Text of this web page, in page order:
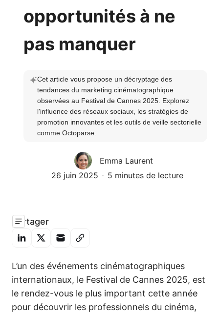
opportunités à ne
pas manquer
Cet article vous propose un décryptage des
tendances du marketing cinématographique
observées au Festival de Cannes 2025. Explorez
l'influence des réseaux sociaux, les stratégies de
promotion innovantes et les outils de veille sectorielle
comme Octoparse.
Emma Laurent
26 juin 2025
5 minutes de lecture
Partager
L’un des événements cinématographiques
internationaux, le Festival de Cannes 2025, est
le rendez-vous le plus important cette année
pour découvrir les professionnels du cinéma,